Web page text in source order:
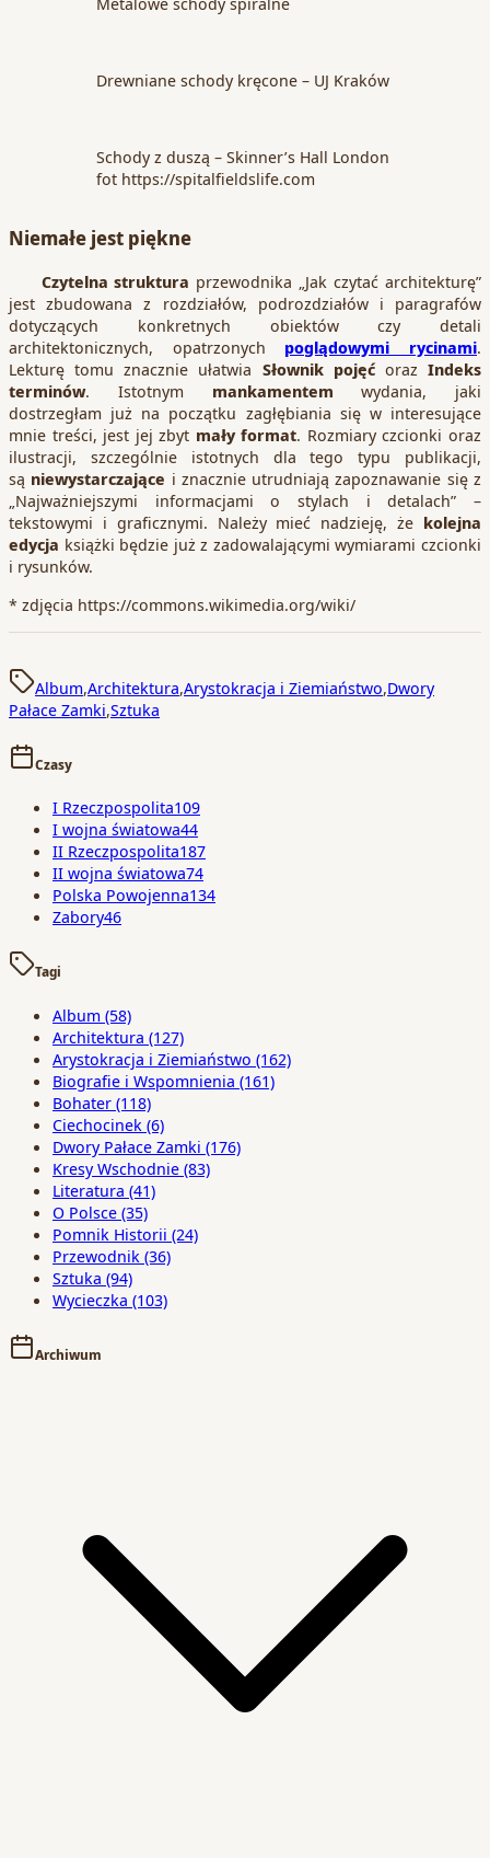
Drewniane schody kręcone – UJ Kraków
Schody z duszą – Skinner’s Hall London
fot https://spitalfieldslife.com
Niemałe jest piękne
Czytelna struktura przewodnika „Jak czytać architekturę”
jest zbudowana z rozdziałów, podrozdziałów i paragrafów
dotyczących konkretnych obiektów czy detali
architektonicznych, opatrzonych poglądowymi rycinami.
Lekturę tomu znacznie ułatwia Słownik pojęć orazIndeks
terminów. Istotnym mankamentemwydania, jaki
dostrzegłam już na początku zagłębiania się w interesujące
mnie treści, jest jej zbyt mały format. Rozmiary czcionki oraz
ilustracji, szczególnie istotnych dla tego typu publikacji,
są niewystarczające i znacznie utrudniają zapoznawanie się z
„Najważniejszymi informacjami o stylach i detalach” –
tekstowymi i graficznymi. Należy mieć nadzieję, że kolejna
edycja książki będzie już z zadowalającymi wymiarami czcionki
i rysunków.
* zdjęcia https://commons.wikimedia.org/wiki/
Album,Architektura,Arystokracja i Ziemiaństwo,Dwory
Pałace Zamki,Sztuka
Czasy
I Rzeczpospolita109
I wojna światowa44
II Rzeczpospolita187
II wojna światowa74
Polska Powojenna134
Zabory46
Tagi
Album (58)
Architektura (127)
Arystokracja i Ziemiaństwo (162)
Biografie i Wspomnienia (161)
Bohater (118)
Ciechocinek (6)
Dwory Pałace Zamki (176)
Kresy Wschodnie (83)
Literatura (41)
O Polsce (35)
Pomnik Historii (24)
Przewodnik (36)
Sztuka (94)
Wycieczka (103)
Archiwum